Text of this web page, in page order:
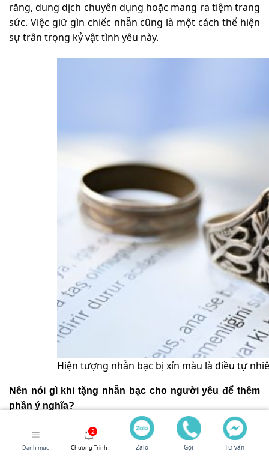
răng, dung dịch chuyên dụng hoặc mang ra tiệm trang
sức. Việc giữ gìn chiếc nhẫn cũng là một cách thể hiện
sự trân trọng kỷ vật tình yêu này.
Hiện tượng nhẫn bạc bị xỉn màu là điều tự
Nên nói gì khi tặng nhẫn bạc cho người yêu để thêm
phần ý nghĩa?
Không có công thức lời nói nào hoàn hảo cho tất cả
mọi người, điều quan trọng nhất là sự chân thành xuất
phát từ trái tim bạn. Hãy tập trung vào tình cảm và
Danh mục Chương Trình Zalo Gọi Tư vấn